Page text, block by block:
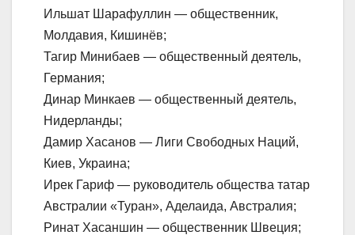
Ильшат Шарафуллин — общественник,
Молдавия, Кишинёв;
Тагир Минибаев — общественный деятель,
Германия;
Динар Минкаев — общественный деятель,
Нидерланды;
Дамир Хасанов — Лиги Свободных Наций,
Киев, Украина;
Ирек Гариф — руководитель общества татар
Австралии «Туран», Аделаида, Австралия;
Ринат Хасаншин — общественник Швеция;